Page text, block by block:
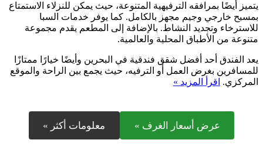
يتميز أيضًا بمرافقه الترفيهية المتنوعة، حيث يمكن للنزلاء الاستمتاع
بمسبح خارجي وجيم مجهز بالكامل. كما يوفر خدمات السبا
للاسترخاء وتجديد النشاط. بالإضافة إلى المطعم يقدم مجموعة
متنوعة من الأطباق المحلية والعالمية.
يعد الفندق أحد أفضل شقق فندقية في البحرين وأيضًا خيارًا ممتازًا
للمسافرين بغرض العمل أو الترفيه، حيث يجمع بين الراحة والموقع
المركزي. اقرأ المزيد »
عرض أسعار الغرف » معلومات أكثر »